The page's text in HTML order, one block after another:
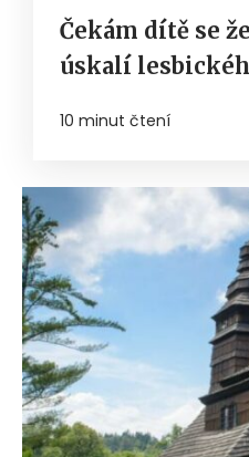
Čekám dítě se
úskalí
10 minut čtení